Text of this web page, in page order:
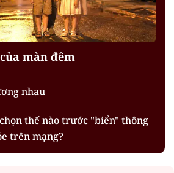
màn đêm
nhau
thế nào trước "biển" thông
trên mạng?